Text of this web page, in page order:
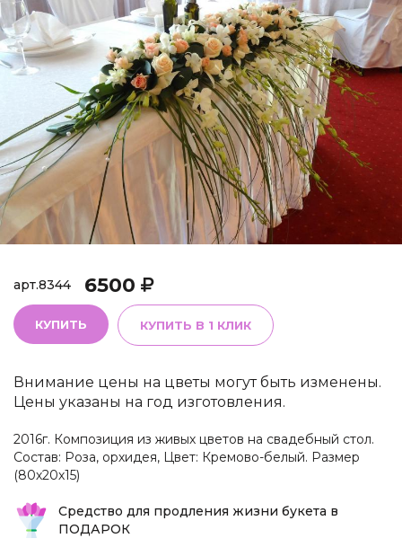
арт.8344 6500
КУПИТЬ КУПИТЬ В 1 КЛИК
Внимание цены на цветы могут быть изменены.
Цены указаны на год изготовления.
2016г. Композиция из живых цветов на свадебный стол.
Состав: Роза, орхидея, Цвет: Кремово-белый. Размер
(80х20х15)
Средство для продления жизни букета в
ПОДАРОК